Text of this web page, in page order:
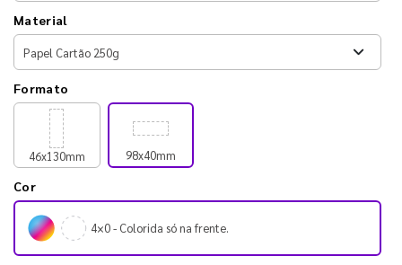
Material
Formato
46x130mm 98x40mm
Cor
4×0 - Colorida só na frente.